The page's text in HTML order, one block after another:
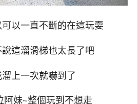
以一直不斷的在這玩耍
這溜滑梯也太長了吧
溜上一次就嚇到了
阿妹~整個玩到不想走